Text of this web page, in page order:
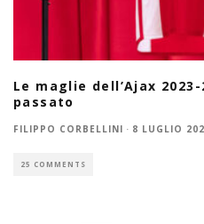
Le maglie dell’Ajax
passato
FILIPPO CORBELLINI · 8 LUGLIO
25 COMMENTS